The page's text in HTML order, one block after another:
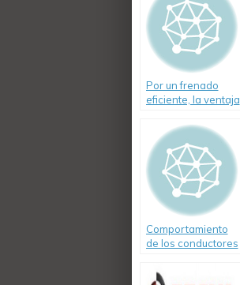
Por un frenado
eficiente, la ventaja
Comportamiento
de los conductores
verano 2009